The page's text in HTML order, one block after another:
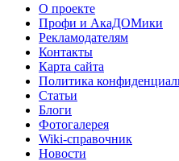
О проекте
Профи и АкаДОМики
Рекламодателям
Контакты
Карта сайта
Политика
Статьи
Блоги
Фотогалерея
Wiki-справочник
Новости